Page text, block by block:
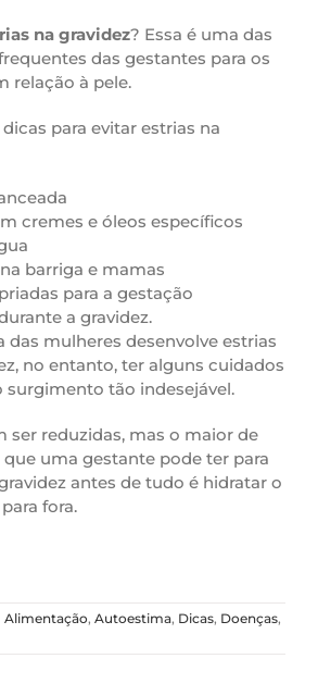
na gravidez? Essa é uma das
das gestantes para os
relação à pele.
para evitar estrias na
cremes e óleos específicos
barriga e mamas
para a gestação
a gravidez.
das mulheres desenvolve estrias
no entanto, ter alguns cuidados
surgimento tão indesejável.
ser reduzidas, mas o maior de
uma gestante pode ter para
antes de tudo é hidratar o
fora.
Alimentação, Autoestima, Dicas, Doenças,